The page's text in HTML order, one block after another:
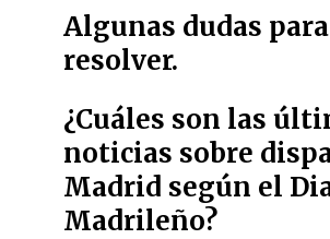
Algunas dudas para
resolver.
¿Cuáles son las
noticias sobre
Madrid según el
Madrileño?